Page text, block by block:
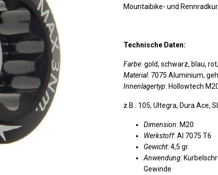
Mountaibike- und
Technische Daten:
Farbe: gold, schwarz, blau,
Material: 7075 Aluminium,
Innenlagertyp: Hollowtech
z.B.: 105, Ultegra, Dura Ace,
Dimension: M20
Werkstoff: Al 7075 T6
Gewicht: 4,5 gr.
Anwendung:
Gewinde